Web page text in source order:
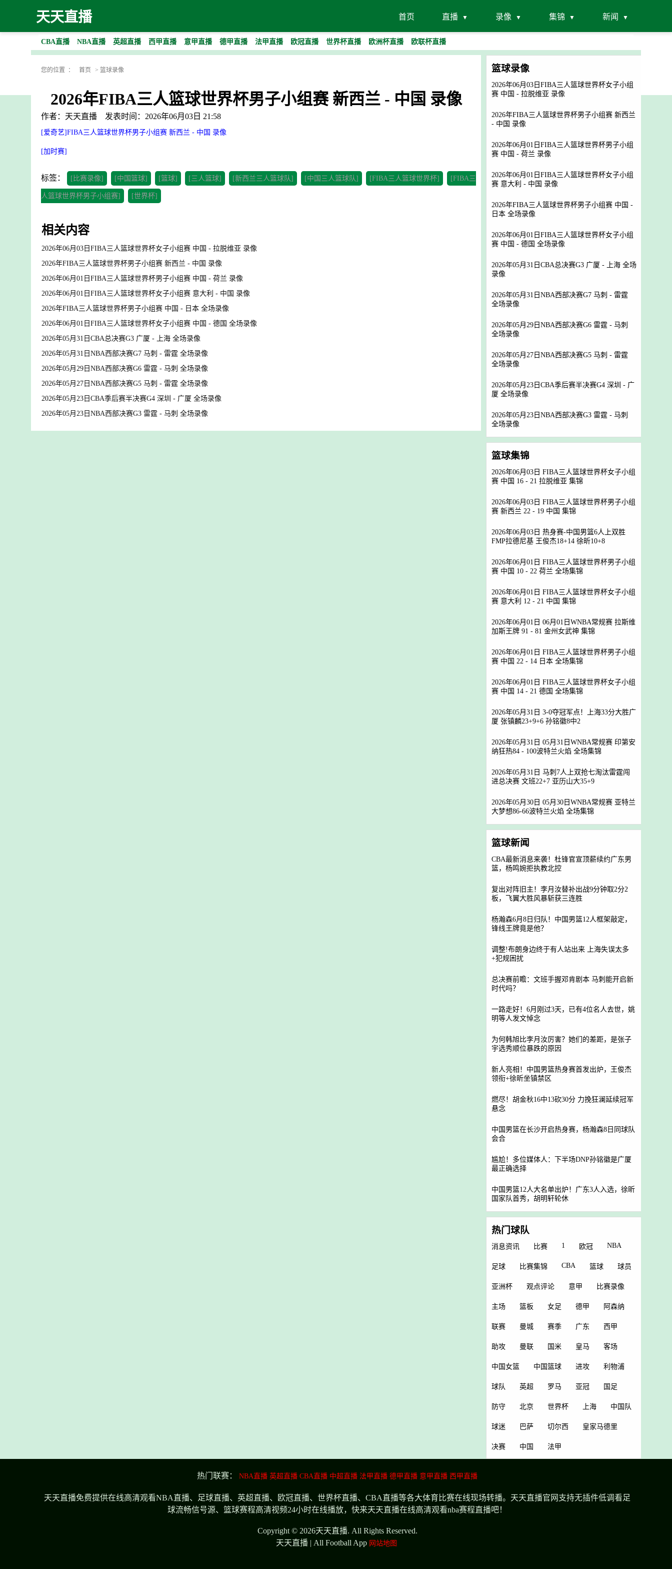
天天直播 首页 直播 录像 集锦 新闻
CBA直播 NBA直播 英超直播 西甲直播 意甲直播 德甲直播 法甲直播 欧冠直播 世界杯直播 欧洲杯直播 欧联杯直播
您的位置 ： 首页 > 篮球录像
2026年FIBA三人篮球世界杯男子小组赛 新西兰 - 中国 录像
作者：天天直播 发表时间：2026年06月03日 21:58
[爱奇艺]FIBA三人篮球世界杯男子小组赛 新西兰 - 中国 录像
[加时赛]
标签： [比赛录像] [中国篮球] [篮球] [三人篮球] [新西兰三人篮球队] [中国三人篮球队] [FIBA三人篮球世界杯] [FIBA三
人篮球世界杯男子小组赛] [世界杯]
相关内容
2026年06月03日FIBA三人篮球世界杯女子小组赛 中国 - 拉脱维亚 录像
2026年FIBA三人篮球世界杯男子小组赛 新西兰 - 中国 录像
2026年06月01日FIBA三人篮球世界杯男子小组赛 中国 - 荷兰 录像
2026年06月01日FIBA三人篮球世界杯女子小组赛 意大利 - 中国 录像
2026年FIBA三人篮球世界杯男子小组赛 中国 - 日本 全场录像
2026年06月01日FIBA三人篮球世界杯女子小组赛 中国 - 德国 全场录像
2026年05月31日CBA总决赛G3 广厦 - 上海 全场录像
2026年05月31日NBA西部决赛G7 马刺 - 雷霆 全场录像
2026年05月29日NBA西部决赛G6 雷霆 - 马刺 全场录像
2026年05月27日NBA西部决赛G5 马刺 - 雷霆 全场录像
2026年05月23日CBA季后赛半决赛G4 深圳 - 广厦 全场录像
2026年05月23日NBA西部决赛G3 雷霆 - 马刺 全场录像
篮球录像
2026年06月03日FIBA三人篮球世界杯女子小组
赛 中国 - 拉脱维亚 录像
2026年FIBA三人篮球世界杯男子小组赛 新西兰
- 中国 录像
2026年06月01日FIBA三人篮球世界杯男子小组
赛 中国 - 荷兰 录像
2026年06月01日FIBA三人篮球世界杯女子小组
赛 意大利 - 中国 录像
2026年FIBA三人篮球世界杯男子小组赛 中国 -
日本 全场录像
2026年06月01日FIBA三人篮球世界杯女子小组
赛 中国 - 德国 全场录像
2026年05月31日CBA总决赛G3 广厦 - 上海 全场
录像
2026年05月31日NBA西部决赛G7 马刺 - 雷霆
全场录像
2026年05月29日NBA西部决赛G6 雷霆 - 马刺
全场录像
2026年05月27日NBA西部决赛G5 马刺 - 雷霆
全场录像
2026年05月23日CBA季后赛半决赛G4 深圳 - 广
厦 全场录像
2026年05月23日NBA西部决赛G3 雷霆 - 马刺
全场录像
篮球集锦
2026年06月03日 FIBA三人篮球世界杯女子小组
赛 中国 16 - 21 拉脱维亚 集锦
2026年06月03日 FIBA三人篮球世界杯男子小组
赛 新西兰 22 - 19 中国 集锦
2026年06月03日 热身赛-中国男篮6人上双胜
FMP拉德尼基 王俊杰18+14 徐昕10+8
2026年06月01日 FIBA三人篮球世界杯男子小组
赛 中国 10 - 22 荷兰 全场集锦
2026年06月01日 FIBA三人篮球世界杯女子小组
赛 意大利 12 - 21 中国 集锦
2026年06月01日 06月01日WNBA常规赛 拉斯维
加斯王牌 91 - 81 金州女武神 集锦
2026年06月01日 FIBA三人篮球世界杯男子小组
赛 中国 22 - 14 日本 全场集锦
2026年06月01日 FIBA三人篮球世界杯女子小组
赛 中国 14 - 21 德国 全场集锦
2026年05月31日 3-0夺冠军点！上海33分大胜广
厦 张镇麟23+9+6 孙铭徽8中2
2026年05月31日 05月31日WNBA常规赛 印第安
纳狂热84 - 100波特兰火焰 全场集锦
2026年05月31日 马刺7人上双抢七淘汰雷霆闯
进总决赛 文班22+7 亚历山大35+9
2026年05月30日 05月30日WNBA常规赛 亚特兰
大梦想86-66波特兰火焰 全场集锦
篮球新闻
CBA最新消息来袭！杜锋官宣顶薪续约广东男
篮，杨鸣婉拒执教北控
复出对阵旧主！李月汝替补出战9分钟取2分2
板，飞翼大胜风暴斩获三连胜
杨瀚森6月8日归队！中国男篮12人框架敲定，
锋线王牌竟是他？
调整!布朗身边终于有人站出来 上海失误太多
+犯规困扰
总决赛前瞻：文班手握邓肯剧本 马刺能开启新
时代吗？
一路走好！6月刚过3天，已有4位名人去世，姚
明等人发文悼念
为何韩旭比李月汝厉害？她们的差距，是张子
宇选秀顺位暴跌的原因
新人亮相！中国男篮热身赛首发出炉，王俊杰
领衔+徐昕坐镇禁区
燃尽！胡金秋16中13砍30分 力挽狂澜延续冠军
悬念
中国男篮在长沙开启热身赛，杨瀚森8日同球队
会合
尴尬！多位媒体人：下半场DNP孙铭徽是广厦
最正确选择
中国男篮12人大名单出炉！广东3人入选，徐昕
国家队首秀，胡明轩轮休
热门球队
消息资讯 比赛 1 欧冠 NBA
足球 比赛集锦 CBA 篮球 球员
亚洲杯 观点评论 意甲 比赛录像
主场 篮板 女足 德甲 阿森纳
联赛 曼城 赛季 广东 西甲
助攻 曼联 国米 皇马 客场
中国女篮 中国篮球 进攻 利物浦
球队 英超 罗马 亚冠 国足
防守 北京 世界杯 上海 中国队
球迷 巴萨 切尔西 皇家马德里
决赛 中国 法甲
热门联赛： NBA直播 英超直播 CBA直播 中超直播 法甲直播 德甲直播 意甲直播 西甲直播
天天直播免费提供在线高清观看NBA直播、足球直播、英超直播、欧冠直播、世界杯直播、CBA直播等各大体育比赛在线现场转播。天天直播官网支持无插件低调看足
球流畅信号源、篮球赛程高清视频24小时在线播放，快来天天直播在线高清观看nba赛程直播吧！
Copyright © 2026天天直播. All Rights Reserved.
天天直播 | All Football App 网站地图